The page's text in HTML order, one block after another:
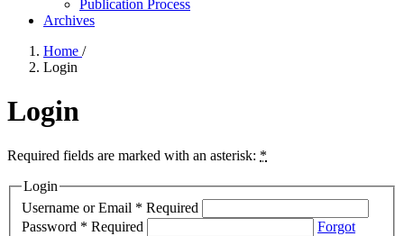
Publication Process
Archives
Home /
Login
Login
Required fields are marked with an asterisk: *
Login
Username or Email * Required
Password * Required
Forgot